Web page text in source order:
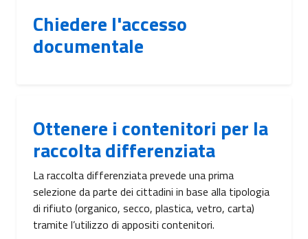
Chiedere l'accesso
documentale
Ottenere i contenitori per la
raccolta differenziata
La raccolta differenziata prevede una prima
selezione da parte dei cittadini in base alla tipologia
di rifiuto (organico, secco, plastica, vetro, carta)
tramite l’utilizzo di appositi contenitori.